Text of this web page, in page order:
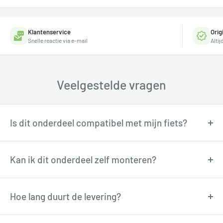
Klantenservice
Snelle reactie via e-mail
Veelgestelde vragen
Is dit onderdeel compatibel met mijn fiets?
Onze fietstechnici kunnen je adviseren over
compatibiliteit. Neem contact op via
Kan ik dit onderdeel zelf monteren?
Veel onderdelen zijn goed zelf te monteren met
basisgereedschap. Twijfel je? Onze technici
Hoe lang duurt de levering?
Besteld voor 12:00u? Dan verzenden wij de volgende